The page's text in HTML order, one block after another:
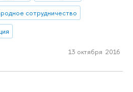
сотрудничество
13 октября 2016